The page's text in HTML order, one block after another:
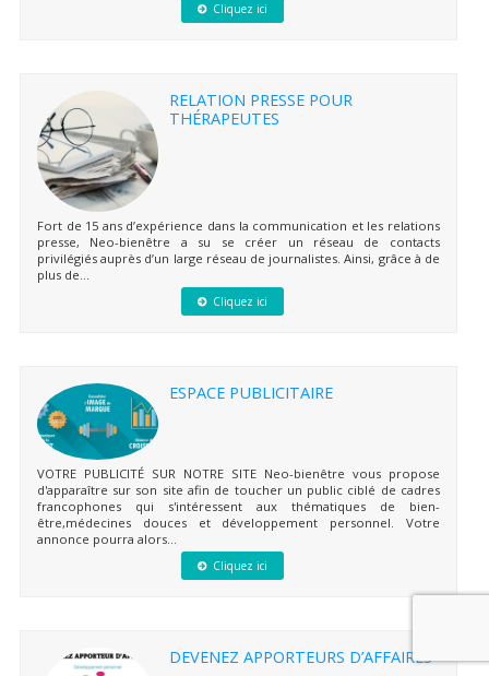
Cliquez ici
RELATION PRESSE POUR
THÉRAPEUTES
Fort de 15 ans d’expérience dans la communication et les relations
presse, Neo-bienêtre a su se créer un réseau de contacts
privilégiés auprès d’un large réseau de journalistes. Ainsi, grâce à de
plus de...
Cliquez ici
ESPACE PUBLICITAIRE
VOTRE PUBLICITÉ SUR NOTRE SITE Neo-bienêtre vous propose
d'apparaître sur son site afin de toucher un public ciblé de cadres
francophones qui s'intéressent aux thématiques de bien-
être,médecines douces et développement personnel. Votre
annonce pourra alors...
Cliquez ici
DEVENEZ APPORTEURS D’AFFAIRES